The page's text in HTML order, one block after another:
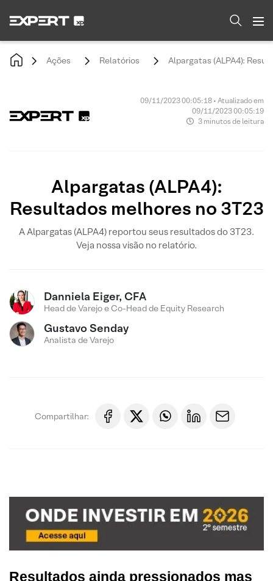
Ações Relatórios Alpargatas (ALPA4):
09/11/2023 00:05:18 • Atualizado em
09/11/2023 00:05:19
3 minutos de leitura
Alpargatas (ALPA4):
Resultados melhores no 3T23
A Alpargatas (ALPA4) reportou seus resultados do 3T23.
Veja nossa visão no relatório.
Danniela Eiger, CFA
Head de Varejo e Co-Head de Equity Research
Gustavo Senday
Analista de Varejo
Compartilhar:
Resultados ainda pressionados mas